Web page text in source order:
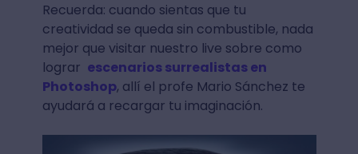
Recuerda: cuando sientas que tu
creatividad se queda sin combustible, nada
mejor que visitar nuestro live sobre como
lograr escenarios surrealistas en
Photoshop, allí el profe Mario Sánchez te
ayudará a recargar tu imaginación.